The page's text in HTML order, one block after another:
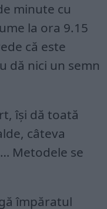
minute cu
la ora 9.15
că este
dă nici un semn
își dă toată
câteva
Metodele se
împăratul